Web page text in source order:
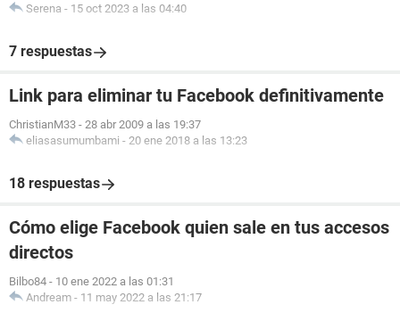
Serena - 15 oct 2023 a las 04:40
7 respuestas
Link para eliminar tu Facebook definitivamente
ChristianM33 - 28 abr 2009 a las 19:37
eliasasumumbami - 20 ene 2018 a las 13:23
18 respuestas
Cómo elige Facebook quien sale en tus accesos
directos
Bilbo84 - 10 ene 2022 a las 01:31
Andream - 11 may 2022 a las 21:17